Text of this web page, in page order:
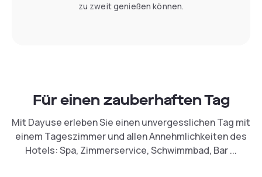
zu zweit genießen können.
Für einen zauberhaften Tag
Mit Dayuse erleben Sie einen unvergesslichen Tag mit
einem Tageszimmer und allen Annehmlichkeiten des
Hotels: Spa, Zimmerservice, Schwimmbad, Bar ...